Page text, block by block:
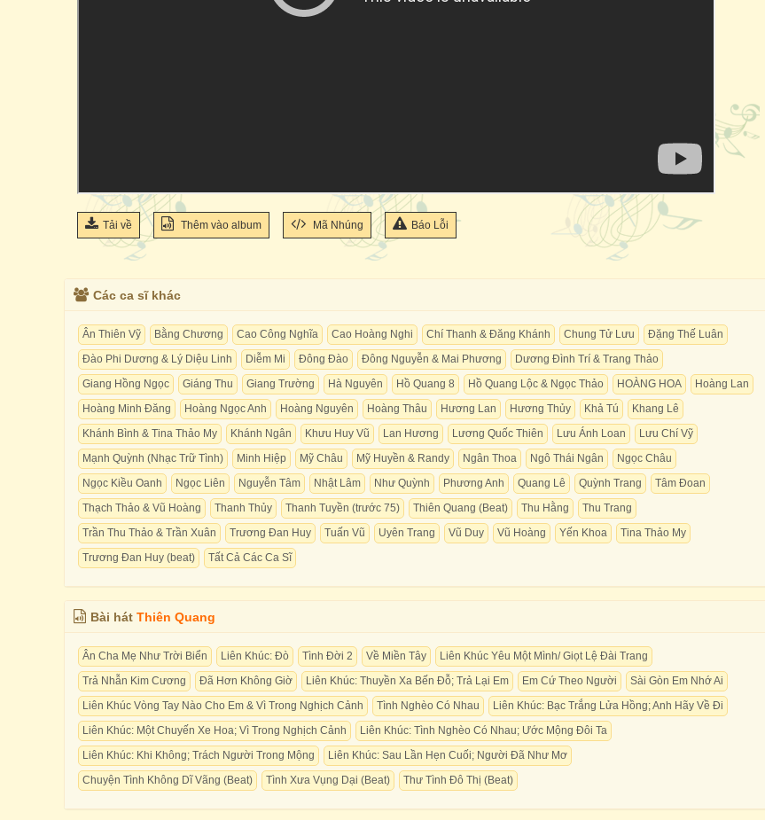
Tải về Thêm vào album Mã Nhúng Báo Lỗi
Các ca sĩ khác
Ân Thiên Vỹ Bằng Chương Cao Công Nghĩa Cao Hoàng Nghi Chí Thanh & Đăng Khánh Chung Tử Lưu
Đặng Thế Luân
Đào Phi Dương & Lý Diệu Linh
Diễm Mi Đông Đào Đông Nguyễn & Mai Phương
Dương Đình Trí & Trang Thảo
Giang Hồng Ngọc
Giáng Thu Giang Trường Hà Nguyên Hồ Quang 8 Hồ Quang Lộc & Ngọc Thảo HOÀNG HOA
Hoàng Lan
Hoàng Minh Đăng
Hoàng Ngọc Anh Hoàng Nguyên Hoàng Thâu Hương Lan Hương Thủy Khả Tú
Khang Lê
Khánh Bình & Tina Thảo My
Khánh Ngân Khưu Huy Vũ Lan Hương Lương Quốc Thiên Lưu Ánh Loan
Lưu Chí Vỹ
Mạnh Quỳnh (Nhạc Trữ Tình)
Minh Hiệp Mỹ Châu Mỹ Huyền & Randy Ngân Thoa Ngô Thái Ngân
Ngọc Châu
Ngọc Kiều Oanh
Ngọc Liên Nguyễn Tâm Nhật Lâm Như Quỳnh Phương Anh Quang Lê Quỳnh Trang
Tâm Đoan
Thạch Thảo & Vũ Hoàng
Thanh Thủy Thanh Tuyền (trước 75) Thiên Quang (Beat) Thu Hằng
Thu Trang
Trần Thu Thảo & Trần Xuân
Trương Đan Huy Tuấn Vũ Uyên Trang Vũ Duy Vũ Hoàng Yến Khoa
Tina Thảo My
Trương Đan Huy (beat)
Tất Cả Các Ca Sĩ
Bài hát Thiên Quang
Ân Cha Mẹ Như Trời Biển Liên Khúc: Đò Tình Đời 2 Về Miền Tây
Liên Khúc Yêu Một Mình/ Giọt Lệ Đài Trang
Trả Nhẫn Kim Cương
Đã Hơn Không Giờ Liên Khúc: Thuyền Xa Bến Đỗ; Trả Lại Em Em Cứ Theo Người
Sài Gòn Em Nhớ Ai
Liên Khúc Vòng Tay Nào Cho Em & Vì Trong Nghịch Cảnh
Tình Nghèo Có Nhau
Liên Khúc: Bạc Trắng Lửa Hồng; Anh Hãy Về Đi
Liên Khúc: Một Chuyến Xe Hoa; Vì Trong Nghịch Cảnh
Liên Khúc: Tình Nghèo Có Nhau; Ước Mộng Đôi Ta
Liên Khúc: Khi Không; Trách Người Trong Mộng
Liên Khúc: Sau Lần Hẹn Cuối; Người Đã Như Mơ
Chuyện Tình Không Dĩ Vãng (Beat)
Tình Xưa Vụng Dại (Beat) Thư Tình Đô Thị (Beat)